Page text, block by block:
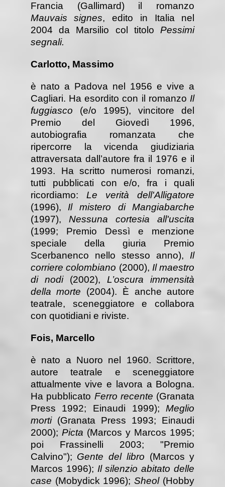
Francia (Gallimard) il romanzo
Mauvais signes, edito in Italia nel
2004 da Marsilio col titoloPessimi
segnali.
Carlotto, Massimo
è nato a Padova nel 1956 e vive a
Cagliari. Ha esordito con il romanzoIl
fuggiasco (e/o 1995), vincitore del
Premio del Giovedì 1996,
autobiografia romanzata che
ripercorre la vicenda giudiziaria
attraversata dall’autore fra il 1976 e il
1993. Ha scritto numerosi romanzi,
tutti pubblicati con e/o, fra i quali
ricordiamo: Le verità dell'Alligatore
(1996),Il mistero di Mangiabarche
(1997), Nessuna cortesia all'uscita
(1999; Premio Dessì e menzione
speciale della giuria Premio
Scerbanenco nello stesso anno),Il
corriere colombiano (2000), Il maestro
di nodi(2002),L’oscura immensità
della morte (2004). È anche autore
teatrale, sceneggiatore e collabora
con quotidiani e riviste.
Fois, Marcello
è nato a Nuoro nel 1960. Scrittore,
autore teatrale e sceneggiatore
attualmente vive e lavora a Bologna.
Ha pubblicato Ferro recente (Granata
Press 1992; Einaudi 1999);Meglio
morti(Granata Press 1993; Einaudi
2000); Picta (Marcos y Marcos 1995;
poi Frassinelli 2003; "Premio
Calvino"); Gente del libro (Marcos y
Marcos 1996); Il silenzio abitato delle
case (Mobydick 1996);Sheol(Hobby